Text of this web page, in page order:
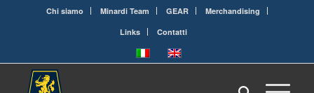
Chi siamo Minardi Team GEAR
Merchandising
Links
Contatti